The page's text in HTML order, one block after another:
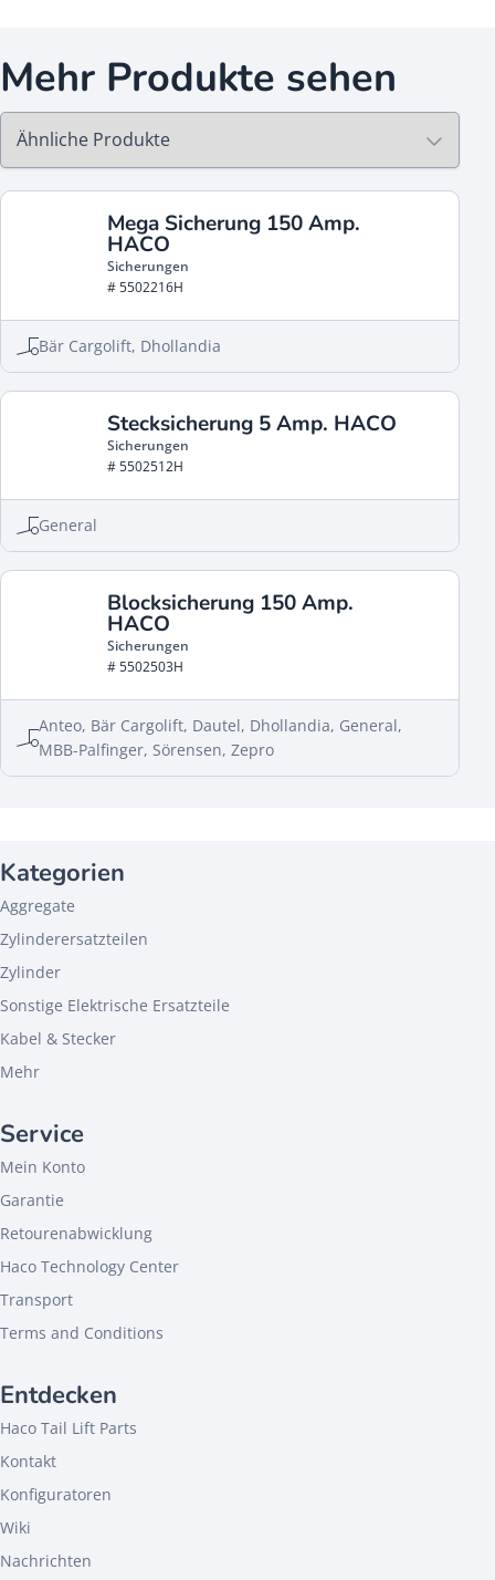
Mehr Produkte sehen
Mega Sicherung 150 Amp.
HACO
Sicherungen
# 5502216H
Bär Cargolift, Dhollandia
Stecksicherung 5 Amp. HACO
Sicherungen
# 5502512H
General
Blocksicherung 150 Amp.
HACO
Sicherungen
# 5502503H
Anteo, Bär Cargolift, Dautel, Dhollandia, General,
MBB-Palfinger, Sörensen, Zepro
Kategorien
Aggregate
Zylinderersatzteilen
Zylinder
Sonstige Elektrische Ersatzteile
Kabel & Stecker
Mehr
Service
Mein Konto
Garantie
Retourenabwicklung
Haco Technology Center
Transport
Terms and Conditions
Entdecken
Haco Tail Lift Parts
Kontakt
Konfiguratoren
Wiki
Nachrichten